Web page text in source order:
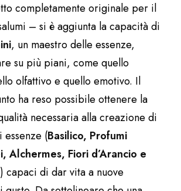
completamente originale per il
– si è aggiunta la capacità di
, un maestro delle essenze,
su più piani, come quello
olfattivo e quello emotivo. Il
ha reso possibile ottenere la
necessaria alla creazione di
essenze (Basilico, Profumi
Alchermes, Fiori d’Arancio e
) capaci di dar vita a nuove